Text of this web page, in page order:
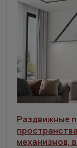
Раздвижные
механизмов,